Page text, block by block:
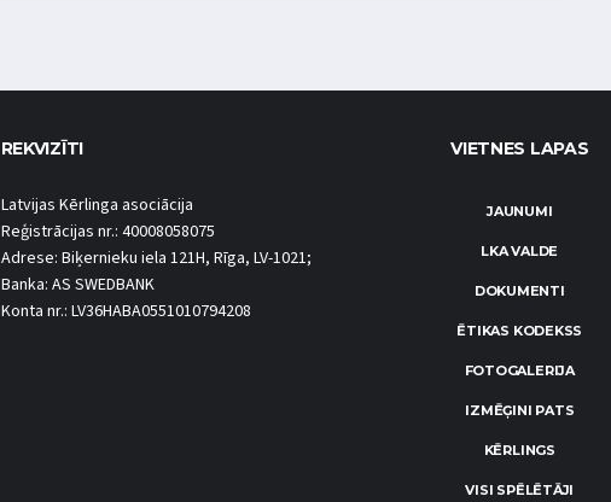
REKVIZĪTI
Latvijas Kērlinga asociācija
Reģistrācijas nr.: 40008058075
Adrese: Biķernieku iela 121H, Rīga, LV-1021;
Banka: AS SWEDBANK
Konta nr.: LV36HABA0551010794208
VIETNES LAPAS
JAUNUMI
LKA VALDE
DOKUMENTI
ĒTIKAS KODEKSS
FOTOGALERIJA
IZMĒĢINI PATS
KĒRLINGS
VISI SPĒLĒTĀJI